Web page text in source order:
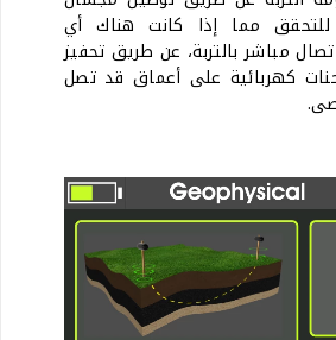
للتحقق مما إذا كانت هناك أي
مباشر بالتربة، عن طريق تحفيز
كهربائية على أعماق قد تصل